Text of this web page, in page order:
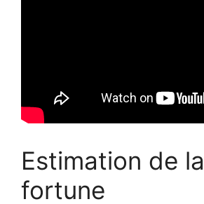
Estimation de la
fortune